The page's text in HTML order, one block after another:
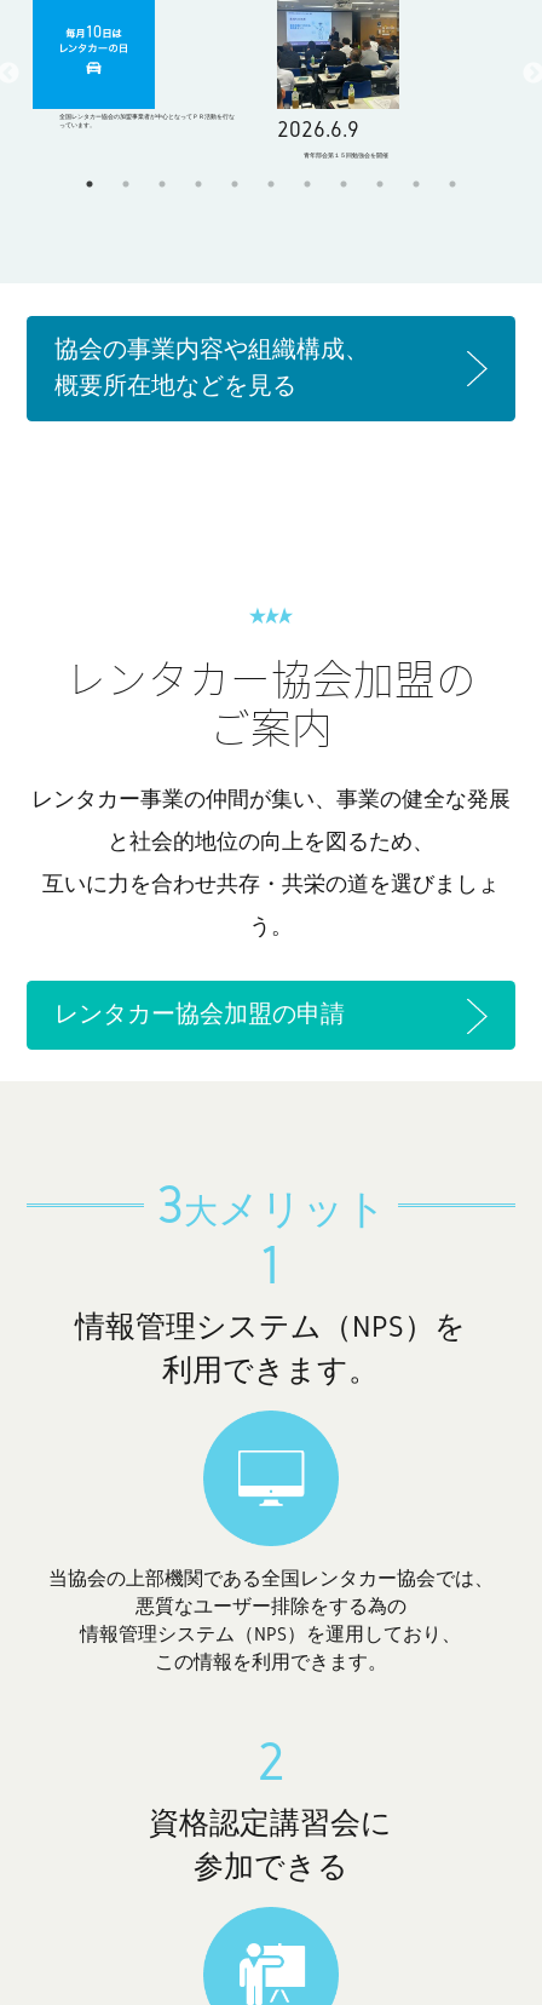
全国レンタカー協会の加盟事業者が中心となってＰＲ活動を行な
っています。
2026.6.9
青年部会第１５回勉強会を開催
協会の事業内容や組織構成、
概要所在地などを見る
レンタカー協会加盟の
ご案内
レンタカー事業の仲間が集い、事業の健全な発展
と社会的地位の向上を図るため、
互いに力を合わせ共存・共栄の道を選びましょ
う。
レンタカー協会加盟の申請
3大 メリット
1
情報管理システム（NPS）を
利用できます。
当協会の上部機関である全国レンタカー協会では、
悪質なユーザー排除をする為の
情報管理システム（NPS）を運用しており、
この情報を利用できます。
2
資格認定講習会に
参加できる